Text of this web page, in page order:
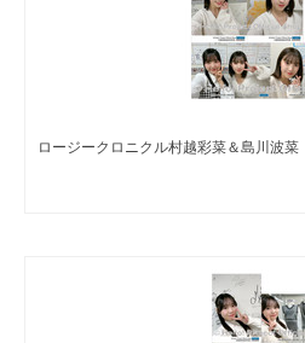
ロージークロニクル村越彩菜＆島川波